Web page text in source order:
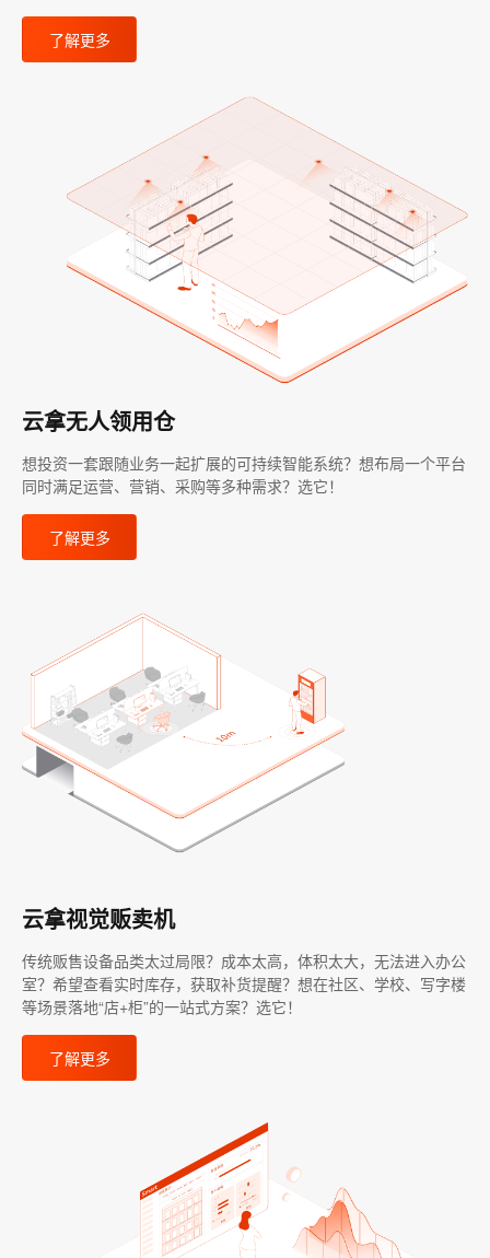
了解更多
云拿无人领用仓
想投资一套跟随业务一起扩展的可持续智能系统？想布局一个平台
同时满足运营、营销、采购等多种需求？选它！
了解更多
云拿视觉贩卖机
传统贩售设备品类太过局限？成本太高，体积太大，无法进入办公
室？希望查看实时库存，获取补货提醒？想在社区、学校、写字楼
等场景落地“店+柜”的一站式方案？选它！
了解更多